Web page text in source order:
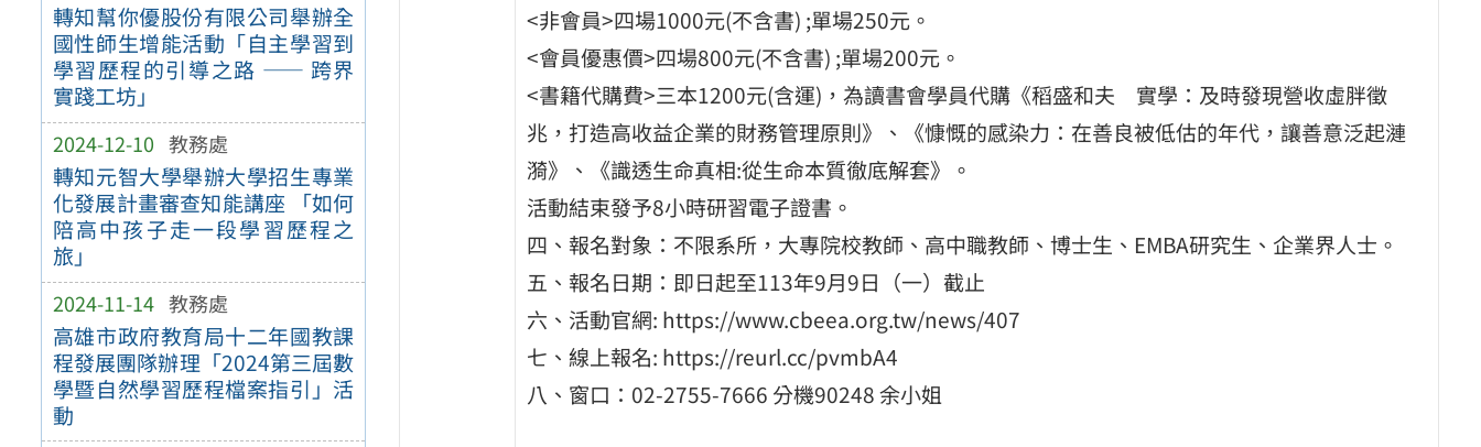
轉知幫你優股份有限公司舉辦全
國性師生增能活動「自主學習到
學習歷程的引導之路 —— 跨界
實踐工坊」
2024-12-10 教務處
轉知元智大學舉辦大學招生專業
化發展計畫審查知能講座 「如何
陪高中孩子走一段學習歷程之
旅」
2024-11-14 教務處
高雄市政府教育局十二年國教課
程發展團隊辦理「2024第三屆數
學暨自然學習歷程檔案指引」活
動
<非會員>四場1000元(不含書) ;單場250元。
<會員優惠價>四場800元(不含書) ;單場200元。
<書籍代購費>三本1200元(含運)，為讀書會學員代購《稻盛和夫 實學：及時發現營收虛胖徵
兆，打造高收益企業的財務管理原則》、《慷慨的感染力：在善良被低估的年代，讓善意泛起漣
漪》、《識透生命真相:從生命本質徹底解套》。
活動結束發予8小時研習電子證書。
四、報名對象：不限系所，大專院校教師、高中職教師、博士生、EMBA研究生、企業界人士。
五、報名日期：即日起至113年9月9日（一）截止
六、活動官網: https://www.cbeea.org.tw/news/407
七、線上報名: https://reurl.cc/pvmbA4
八、窗口：02-2755-7666 分機90248 余小姐